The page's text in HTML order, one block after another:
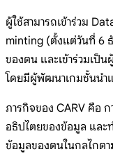
ผู้ใช้สามารถเข้าร่วม
minting (ตั้งแต่วันที่ 6
ของตน และเข้าร่วมเป็
โดยมีผู้พัฒนาเกมชั้นนำ
ภารกิจของ CARV คือ
อธิปไตยของข้อมูล และ
ข้อมูลของตนในกลไกต